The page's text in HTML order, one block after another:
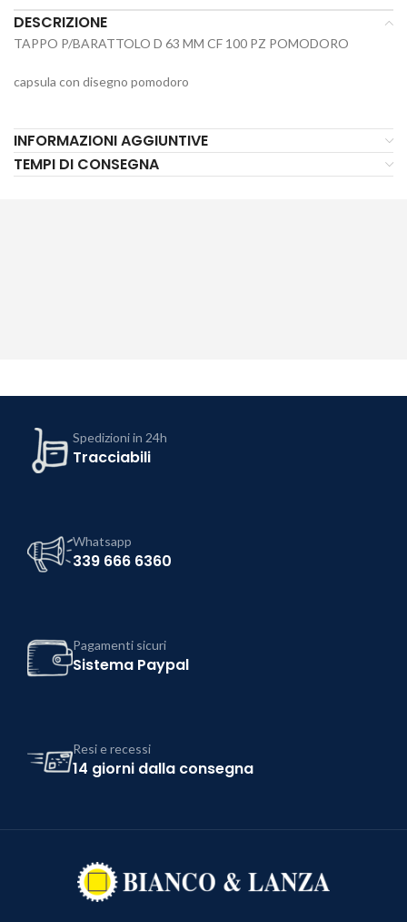
DESCRIZIONE
TAPPO P/BARATTOLO D 63 MM CF 100 PZ POMODORO
capsula con disegno pomodoro
INFORMAZIONI AGGIUNTIVE
TEMPI DI CONSEGNA
Spedizioni in 24h
Tracciabili
Whatsapp
339 666 6360
Pagamenti sicuri
Sistema Paypal
Resi e recessi
14 giorni dalla consegna